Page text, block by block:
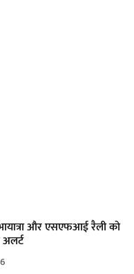
और एसएफआई रैली को